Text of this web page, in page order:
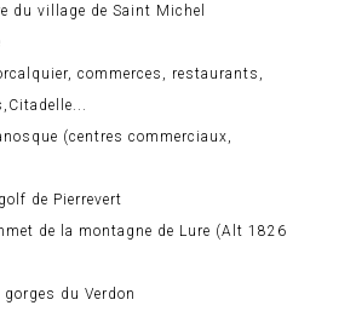
du village de Saint Michel
commerces, restaurants,
(centres commerciaux,
de Pierrevert
de la montagne de Lure (Alt 1826
du Verdon